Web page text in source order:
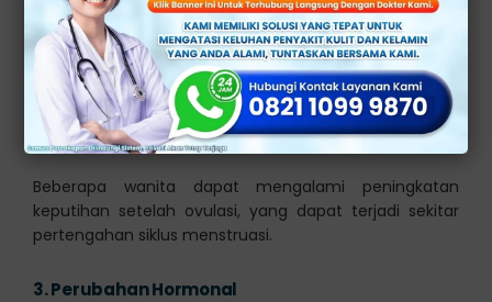
Keputihan yang berubah-ubah sepanjang siklus
menstruasi adalah normal. Konsistensi dan jumlah
keputihan bisa berubah seiring dengan perubahan
hormon yang terjadi selama siklus menstruasi.
2.Siklus Ovulasi
Beberapa wanita dapat mengalami peningkatan
keputihan setelah ovulasi, yang dapat terjadi sekitar
pertengahan siklus menstruasi.
3.Perubahan Hormonal